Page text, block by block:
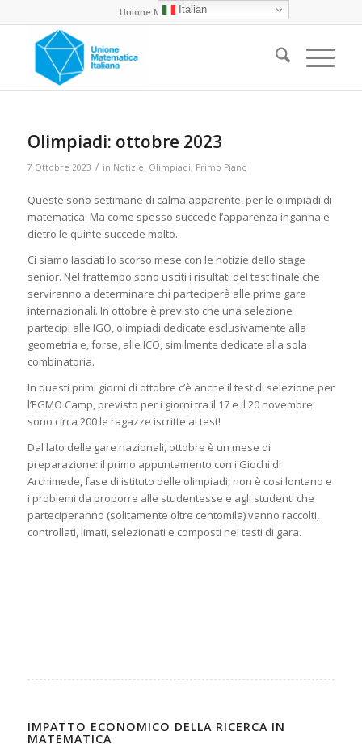
Unione Matematica Italiana
Olimpiadi: ottobre 2023
7 Ottobre 2023 / in Notizie, Olimpiadi, Primo Piano
Queste sono settimane di calma apparente, per le olimpiadi di
matematica. Ma come spesso succede l’apparenza inganna e
dietro le quinte succede molto.
Ci siamo lasciati lo scorso mese con le notizie dello stage
senior. Nel frattempo sono usciti i risultati del test finale che
serviranno a determinare chi parteciperà alle prime gare
internazionali. In ottobre è previsto che una selezione
partecipi alle IGO, olimpiadi dedicate esclusivamente alla
geometria e, forse, alle ICO, similmente dedicate alla sola
combinatoria.
In questi primi giorni di ottobre c’è anche il test di selezione per
l’EGMO Camp, previsto per i giorni tra il 17 e il 20 novembre:
sono circa 200 le ragazze iscritte al test!
Dal lato delle gare nazionali, ottobre è un mese di
preparazione: il primo appuntamento con i Giochi di
Archimede, fase di istituto delle olimpiadi, non è cosi lontano e
i problemi da proporre alle studentesse e agli studenti che
parteciperanno (solitamente oltre centomila) vanno raccolti,
controllati, limati, selezionati e composti nei testi di gara.
IMPATTO ECONOMICO DELLA RICERCA IN
MATEMATICA
Italian